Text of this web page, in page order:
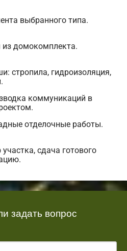
выбранного типа.
из домокомплекта.
стропила, гидроизоляция,
коммуникаций в
отделочные работы.
сдача готового
задать вопрос